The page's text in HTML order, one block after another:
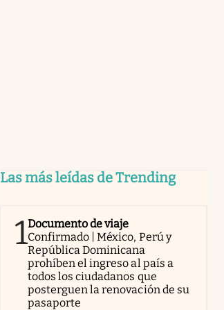
Las más leídas de Trending
1Documento de viaje
Confirmado | México, Perú y
República Dominicana
prohíben el ingreso al país a
todos los ciudadanos que
posterguen la renovación de su
pasaporte